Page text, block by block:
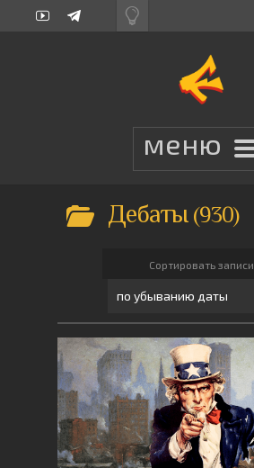
Дебаты 930
Сортировать записи